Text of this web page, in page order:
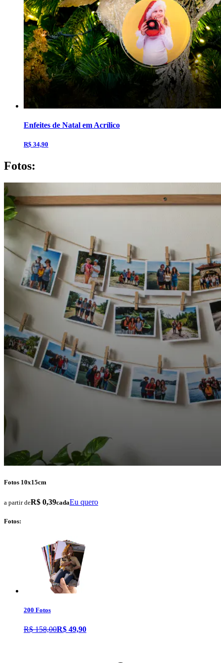
Enfeites de Natal em Acrílico
R$ 34,90
Fotos:
Fotos 10x15cm
a partir deR$ 0,39cadaEu quero
Fotos:
200 Fotos
R$ 158,00R$ 49,90